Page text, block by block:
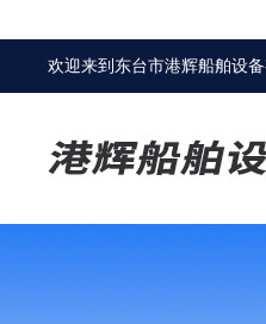
欢迎来到 东台市港辉船舶设